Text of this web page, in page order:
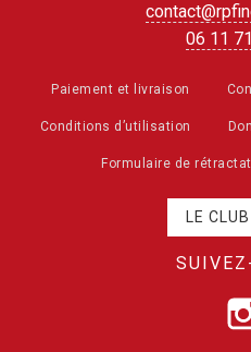
06 11
Paiement et livraison
Conditions d’utilisation
Formulaire de
LE